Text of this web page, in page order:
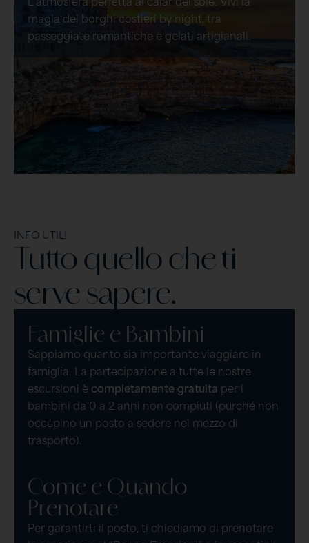
magia dei borghi costieri by night, tra
passeggiate romantiche e gelati artigianali.
INFO UTILI
Tutto quello che ti
serve sapere.
Famiglie e Bambini
Sappiamo quanto sia importante viaggiare in
famiglia. La partecipazione a tutte le nostre
escursioni è completamente gratuita per i
bambini da 0 a 2 anni non compiuti (purché non
occupino un posto a sedere nel mezzo di
trasporto).
Come e Quando
Prenotare
Per garantirti il posto, ti chiediamo di prenotare